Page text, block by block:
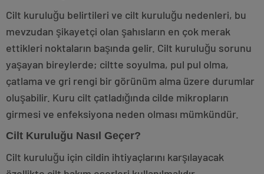
Cilt kuruluğu belirtileri ve cilt kuruluğu nedenleri, bu
mevzudan şikayetçi olan şahısların en çok merak
ettikleri noktaların başında gelir. Cilt kuruluğu sorunu
yaşayan bireylerde; ciltte soyulma, pul pul olma,
çatlama ve gri rengi bir görünüm alma üzere durumlar
oluşabilir. Kuru cilt çatladığında cilde mikropların
girmesi ve enfeksiyona neden olması mümkündür.
Cilt Kuruluğu Nasıl Geçer?
Cilt kuruluğu için cildin ihtiyaçlarını karşılayacak